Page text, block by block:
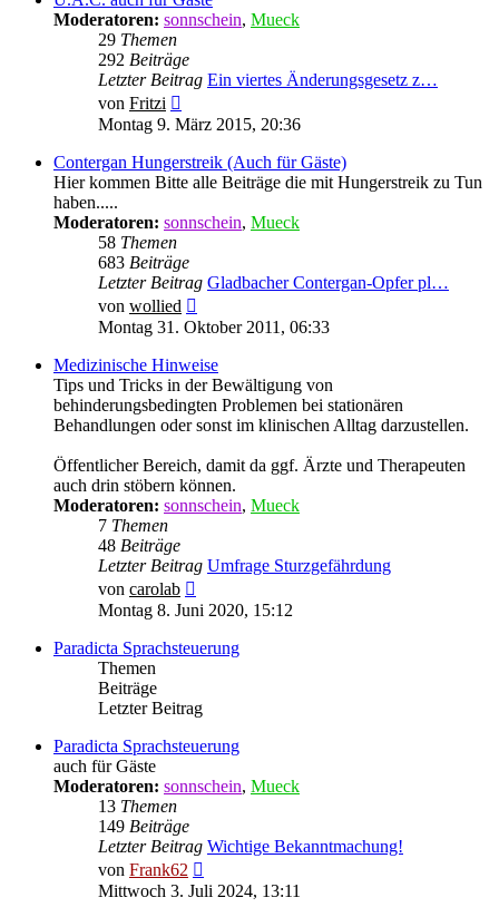
Moderatoren: sonnschein, Mueck
29 Themen
292 Beiträge
Letzter Beitrag Ein viertes Änderungsgesetz z…
von Fritzi
Beitrag
Montag 9. März 2015, 20:36
Contergan Hungerstreik (Auch für Gäste)
Hier kommen Bitte alle Beiträge die mit Hungerstreik zu Tun
haben.....
Moderatoren: sonnschein, Mueck
58 Themen
683 Beiträge
Letzter Beitrag Gladbacher Contergan-Opfer pl…
von wollied
Beitrag
Montag 31. Oktober 2011, 06:33
Medizinische Hinweise
Tips und Tricks in der Bewältigung von
behinderungsbedingten Problemen bei stationären
Behandlungen oder sonst im klinischen Alltag darzustellen.
Öffentlicher Bereich, damit da ggf. Ärzte und Therapeuten
auch drin stöbern können.
Moderatoren: sonnschein, Mueck
7 Themen
48 Beiträge
Letzter Beitrag Umfrage Sturzgefährdung
von carolab
Beitrag
Montag 8. Juni 2020, 15:12
Paradicta Sprachsteuerung
Themen
Beiträge
Letzter Beitrag
Paradicta Sprachsteuerung
auch für Gäste
Moderatoren: sonnschein, Mueck
13 Themen
149 Beiträge
Letzter Beitrag Wichtige Bekanntmachung!
von Frank62
Beitrag
Mittwoch 3. Juli 2024, 13:11